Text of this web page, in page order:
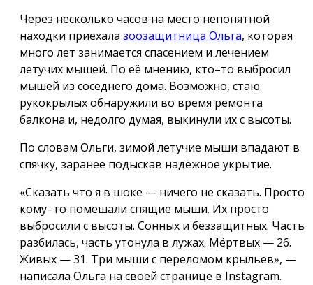
Через несколько часов на место непонятной
находки приехала зоозащитница Ольга, которая
много лет занимается спасением и лечением
летучих мышей. По её мнению, кто–то выбросил
мышей из соседнего дома. Возможно, стаю
рукокрылых обнаружили во время ремонта
балкона и, недолго думая, выкинули их с высоты.
По словам Ольги, зимой летучие мыши впадают в
спячку, заранее подыскав надёжное укрытие.
«Сказать что я в шоке — ничего не сказать. Просто
кому–то помешали спящие мыши. Их просто
выбросили с высоты. Сонных и беззащитных. Часть
разбилась, часть утонула в лужах. Мёртвых — 26.
Живых — 31. Три мыши с переломом крыльев», —
написала Ольга на своей странице в Instagram.